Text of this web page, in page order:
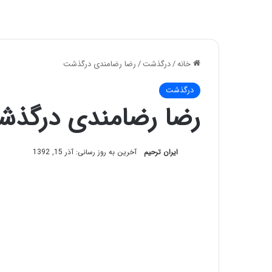
خانه/درگذشت/رضا رضامندی درگذشت
درگذشت
رضا رضامندی
ایران ترحیم آخرین به روز رسانی: آذر 15, 1392